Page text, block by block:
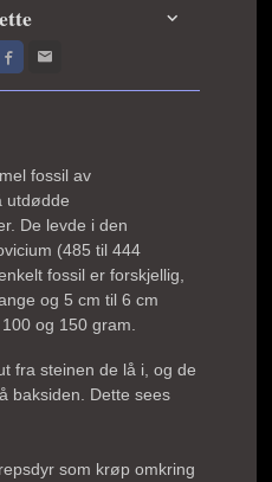
fossil av
utdødde
De levde i den
(485 til 444
fossil er forskjellig,
og 5 cm til 6 cm
og 150 gram.
fra steinen de lå i, og de
baksiden. Dette sees
som krøp omkring